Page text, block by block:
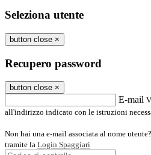
Seleziona utente
button close ×
Recupero password
button close ×
E-mail
all'indirizzo indicato con le istruzioni
Non hai una e-mail associata al nome
tramite la Login Spaggiari